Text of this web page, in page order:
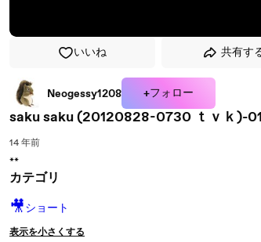
いいね 共有す
Neogessy1208 +フォロー
saku saku (20120828-0730 ｔｖｋ)-01
14 年前
**
カテゴリ
🎥ショート
表示を小さくする